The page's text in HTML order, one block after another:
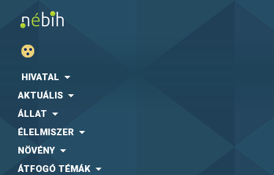
HIVATAL
AKTUÁLIS
ÁLLAT
ÉLELMISZER
NÖVÉNY
ÁTFOGÓ TÉMÁK